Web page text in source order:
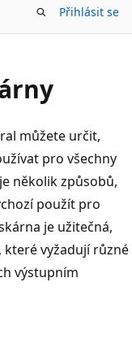
Přihlásit se
můžete určit,
pro všechny
několik způsobů,
použít pro
je užitečná,
vyžadují různé
výstupním